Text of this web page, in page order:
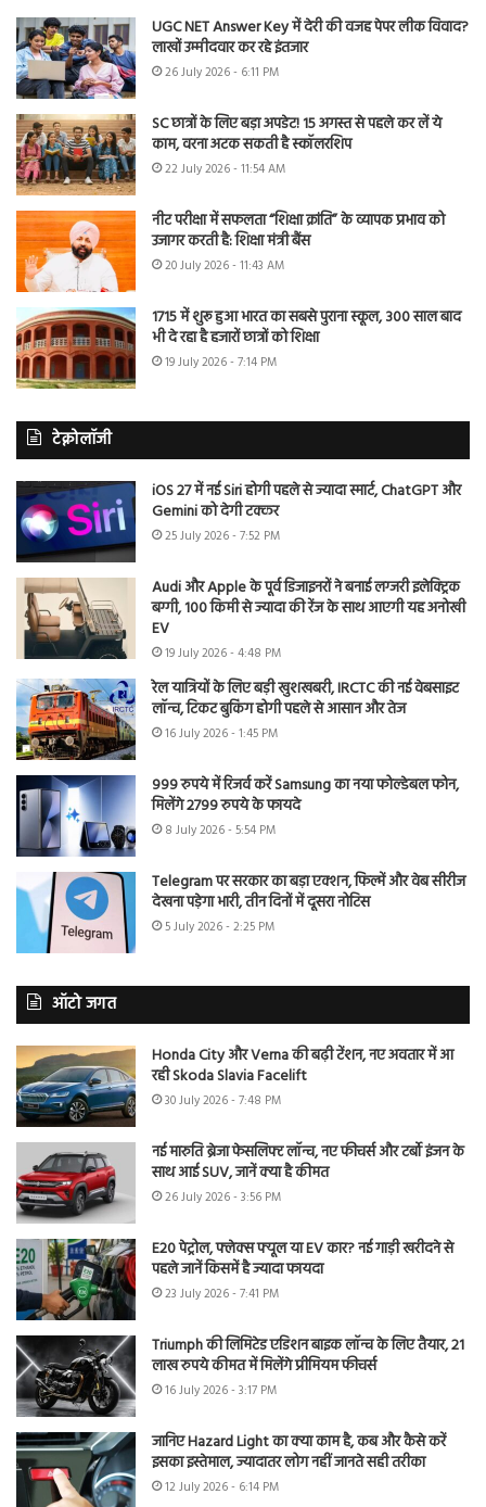
UGC NET Answer Key में देरी की वजह पेपर लीक विवाद?
लाखों उम्मीदवार कर रहे इंतजार
26 July 2026 - 6:11 PM
SC छात्रों के लिए बड़ा अपडेट! 15 अगस्त से पहले कर लें ये
काम, वरना अटक सकती है स्कॉलरशिप
22 July 2026 - 11:54 AM
नीट परीक्षा में सफलता “शिक्षा क्रांति” के व्यापक प्रभाव को
उजागर करती है: शिक्षा मंत्री बैंस
20 July 2026 - 11:43 AM
1715 में शुरू हुआ भारत का सबसे पुराना स्कूल, 300 साल बाद
भी दे रहा है हजारों छात्रों को शिक्षा
19 July 2026 - 7:14 PM
टेक्नोलॉजी
iOS 27 में नई Siri होगी पहले से ज्यादा स्मार्ट, ChatGPT और
Gemini को देगी टक्कर
25 July 2026 - 7:52 PM
Audi और Apple के पूर्व डिजाइनरों ने बनाई लग्जरी इलेक्ट्रिक
बग्गी, 100 किमी से ज्यादा की रेंज के साथ आएगी यह अनोखी
EV
19 July 2026 - 4:48 PM
रेल यात्रियों के लिए बड़ी खुशखबरी, IRCTC की नई वेबसाइट
लॉन्च, टिकट बुकिंग होगी पहले से आसान और तेज
16 July 2026 - 1:45 PM
999 रुपये में रिजर्व करें Samsung का नया फोल्डेबल फोन,
मिलेंगे 2799 रुपये के फायदे
8 July 2026 - 5:54 PM
Telegram पर सरकार का बड़ा एक्शन, फिल्में और वेब सीरीज
देखना पड़ेगा भारी, तीन दिनों में दूसरा नोटिस
5 July 2026 - 2:25 PM
ऑटो जगत
Honda City और Verna की बढ़ी टेंशन, नए अवतार में आ
रही Skoda Slavia Facelift
30 July 2026 - 7:48 PM
नई मारुति ब्रेजा फेसलिफ्ट लॉन्च, नए फीचर्स और टर्बो इंजन के
साथ आई SUV, जानें क्या है कीमत
26 July 2026 - 3:56 PM
E20 पेट्रोल, फ्लेक्स फ्यूल या EV कार? नई गाड़ी खरीदने से
पहले जानें किसमें है ज्यादा फायदा
23 July 2026 - 7:41 PM
Triumph की लिमिटेड एडिशन बाइक लॉन्च के लिए तैयार, 21
लाख रुपये कीमत में मिलेंगे प्रीमियम फीचर्स
16 July 2026 - 3:17 PM
जानिए Hazard Light का क्या काम है, कब और कैसे करें
इसका इस्तेमाल, ज्यादातर लोग नहीं जानते सही तरीका
12 July 2026 - 6:14 PM